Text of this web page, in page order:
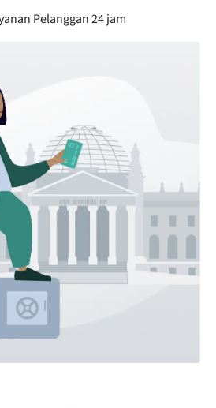
Pelanggan 24 jam